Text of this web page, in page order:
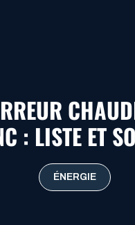
: LISTE ET
ÉNERGIE